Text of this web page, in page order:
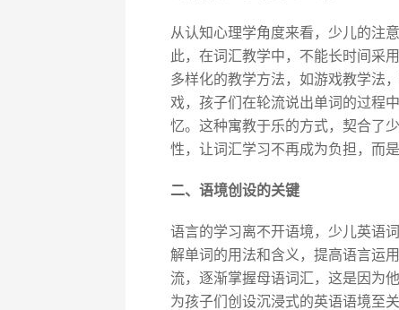
从认知心理学角度来看，少儿的注
此，在词汇教学中，不能长时间采
多样化的教学方法，如游戏教学法
戏，孩子们在轮流说出单词的过程
忆。这种寓教于乐的方式，契合了
性，让词汇学习不再成为负担，而是
二、语境创设的关键
语言的学习离不开语境，少儿英语
解单词的用法和含义，提高语言运
流，逐渐掌握母语词汇，这是因为
为孩子们创设沉浸式的英语语境至关